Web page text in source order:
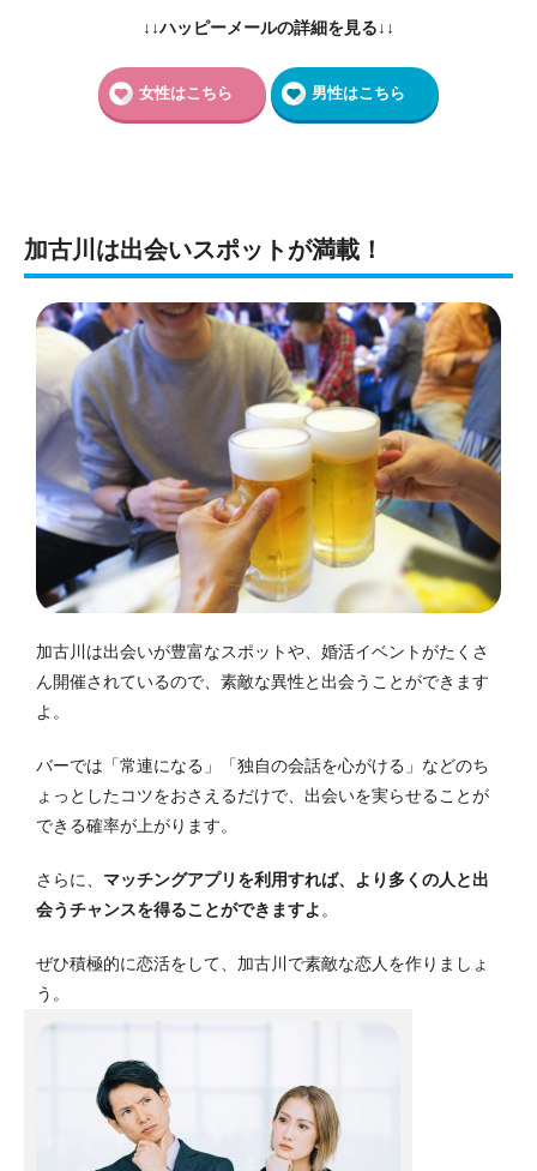
↓↓ハッピーメールの詳細を見る↓↓
女性はこちら 男性はこちら
加古川は出会いスポットが満載！
加古川は出会いが豊富なスポットや、婚活イベントがたくさ
ん開催されているので、素敵な異性と出会うことができます
よ。
バーでは「常連になる」「独自の会話を心がける」などのち
ょっとしたコツをおさえるだけで、出会いを実らせることが
できる確率が上がります。
さらに、 マッチングアプリを利用すれば、より多くの人と出
会うチャンスを得ることができますよ。
ぜひ積極的に恋活をして、加古川で素敵な恋人を作りましょ
う。